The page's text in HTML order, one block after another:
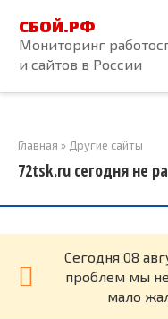
контенту
СБОЙ.РФ
Мониторинг
и сайтов в России
Главная » Другие сайты
72tsk.ru сегодня не
Cегодня 08
проблем мы
мало